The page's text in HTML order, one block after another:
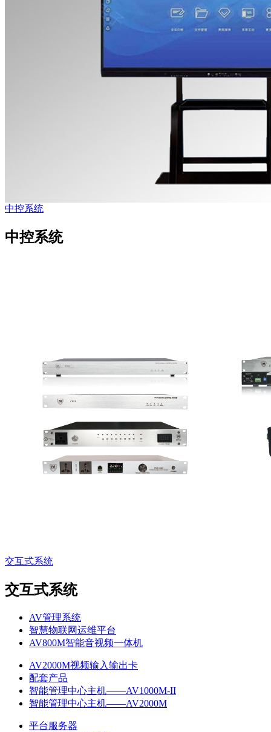
中控系统
中控系统
交互式系统
交互式系统
AV管理系统
智慧物联网运维平台
AV800M智能音视频一体机
AV2000M视频输入输出卡
配套产品
智能管理中心主机——AV1000M-II
智能管理中心主机——AV2000M
平台服务器